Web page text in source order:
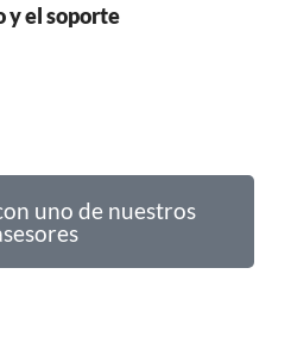
y el soporte
uno de nuestros